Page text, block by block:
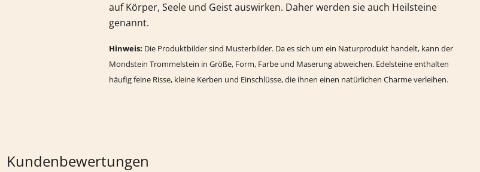
auf Körper, Seele und Geist auswirken. Daher werden sie auch Heilsteine
genannt.
Hinweis: Die Produktbilder sind Musterbilder. Da es sich um ein Naturprodukt handelt, kann der
Mondstein Trommelstein in Größe, Form, Farbe und Maserung abweichen. Edelsteine enthalten
häufig feine Risse, kleine Kerben und Einschlüsse, die ihnen einen natürlichen Charme verleihen.
Kundenbewertungen